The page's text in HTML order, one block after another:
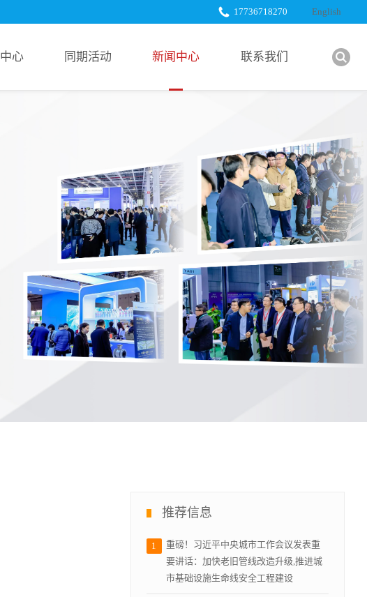
English
17736718270
心
术前瞻
同期活动 新闻中心
展商新闻
合作媒体
联系我们
推荐信息
1
重磅！习近平中央城市工作会议发表重
要讲话：加快老旧管线改造升级,推进城
市基础设施生命线安全工程建设